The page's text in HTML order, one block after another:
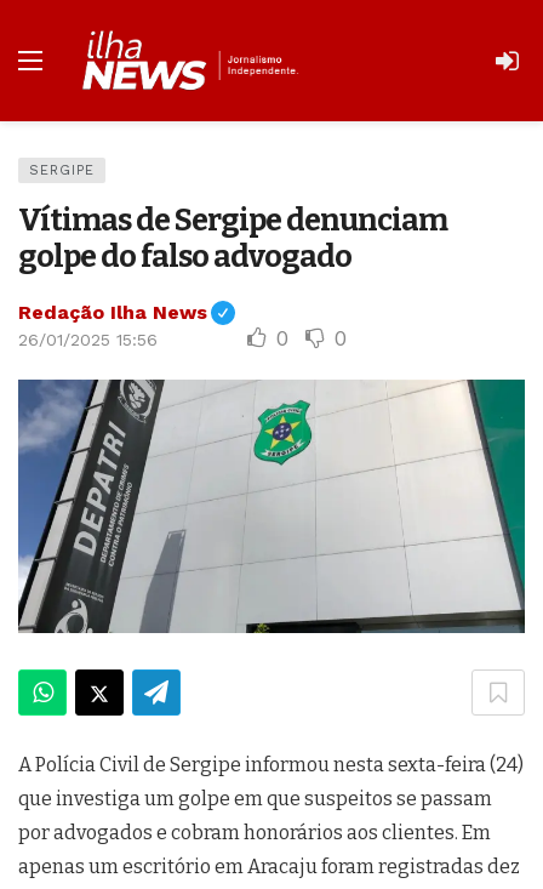
SERGIPE
Vítimas de Sergipe denunciam
golpe do falso advogado
Redação Ilha News
26/01/2025 15:56 0 0
A Polícia Civil de Sergipe informou nesta sexta-feira (24)
que investiga um golpe em que suspeitos se passam
por advogados e cobram honorários aos clientes. Em
apenas um escritório em Aracaju foram registradas dez